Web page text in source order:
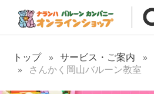
トップ サービス・ご案内
さんかく岡山バルーン教室